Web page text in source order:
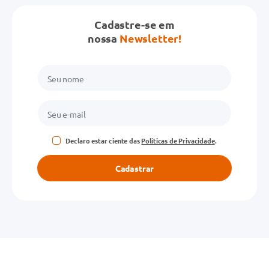
Avalie o produto de 1 a 5 estrelas
★★★
Endereço de email
Cadastre-se em
nossa Newsletter!
Declaro estar ciente dasPolíticas de Privacidade.
Cadastrar